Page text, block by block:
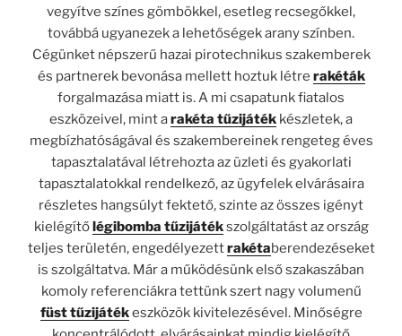
vegyítve színes gömbökkel, esetleg recsegőkkel,
továbbá ugyanezek a lehetőségek arany színben.
Cégünket népszerű hazai pirotechnikus szakemberek
és partnerek bevonása mellett hoztuk létre rakéták
forgalmazása miatt is. A mi csapatunk fiatalos
eszközeivel, mint arakéta tűzijáték készletek, a
megbízhatóságával és szakembereinek rengeteg éves
tapasztalatával létrehozta az üzleti és gyakorlati
tapasztalatokkal rendelkező, az ügyfelek elvárásaira
részletes hangsúlyt fektető, szinte az összes igényt
kielégítőlégibomba tűzijátékszolgáltatást az ország
teljes területén, engedélyezettrakétaberendezéseket
is szolgáltatva. Már a működésünk első szakaszában
komoly referenciákra tettünk szert nagy volumenű
füsttűzijátékeszközök kivitelezésével. Minőségre